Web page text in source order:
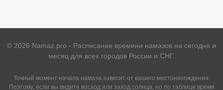
© 2026 Namaz.pro - Расписание времени намазов на сегодня и
месяц для всех городов России и СНГ.
Точный момент начала намаза зависит от вашего местонахождения.
Поэтому, если вы видите восход или заход солнца, но по таблице время